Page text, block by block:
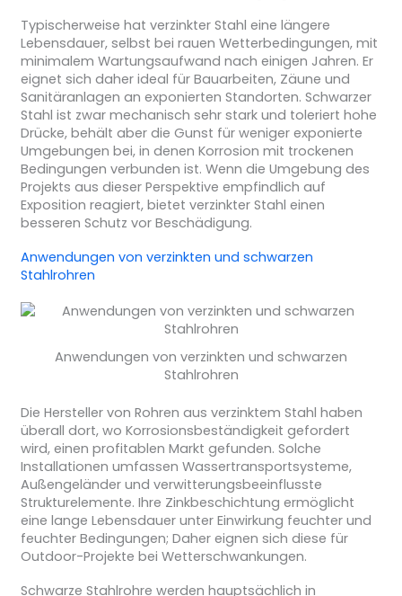
Typischerweise hat verzinkter Stahl eine längere
Lebensdauer, selbst bei rauen Wetterbedingungen, mit
minimalem Wartungsaufwand nach einigen Jahren. Er
eignet sich daher ideal für Bauarbeiten, Zäune und
Sanitäranlagen an exponierten Standorten. Schwarzer
Stahl ist zwar mechanisch sehr stark und toleriert hohe
Drücke, behält aber die Gunst für weniger exponierte
Umgebungen bei, in denen Korrosion mit trockenen
Bedingungen verbunden ist. Wenn die Umgebung des
Projekts aus dieser Perspektive empfindlich auf
Exposition reagiert, bietet verzinkter Stahl einen
besseren Schutz vor Beschädigung.
Anwendungen von verzinkten und schwarzen
Stahlrohren
Anwendungen von verzinkten und schwarzen
Stahlrohren
Die Hersteller von Rohren aus verzinktem Stahl haben
überall dort, wo Korrosionsbeständigkeit gefordert
wird, einen profitablen Markt gefunden. Solche
Installationen umfassen Wassertransportsysteme,
Außengeländer und verwitterungsbeeinflusste
Strukturelemente. Ihre Zinkbeschichtung ermöglicht
eine lange Lebensdauer unter Einwirkung feuchter und
feuchter Bedingungen; Daher eignen sich diese für
Outdoor-Projekte bei Wetterschwankungen.
Schwarze Stahlrohre werden hauptsächlich in